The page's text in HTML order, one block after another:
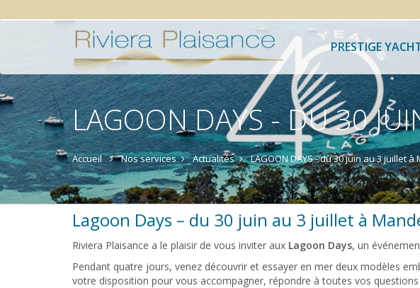
PRESTIGE
LAGOON DAYS - DU 30
Accueil Nos services Actualités LAGOON DAYS - du 30 juin au 3 juillet
Lagoon Days – du 30 juin au 3 juillet à
Riviera Plaisance a le plaisir de vous inviter aux Lagoon Days, un
Pendant quatre jours, venez découvrir et essayer en mer deux modèles
votre disposition pour vous accompagner, répondre à toutes vos